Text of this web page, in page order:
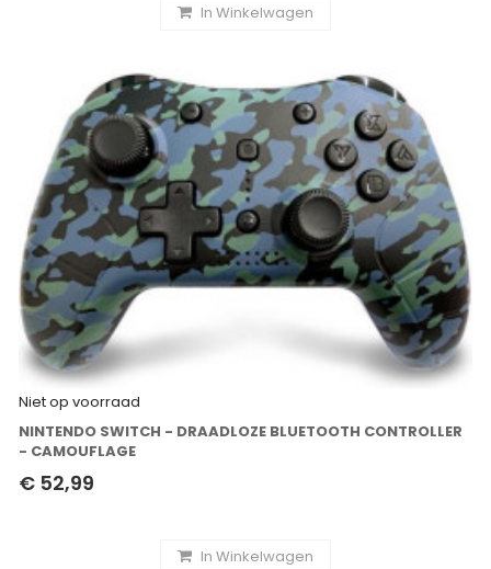
In Winkelwagen
Niet op voorraad
NINTENDO SWITCH - DRAADLOZE BLUETOOTH CONTROLLER
- CAMOUFLAGE
€ 52,99
In Winkelwagen